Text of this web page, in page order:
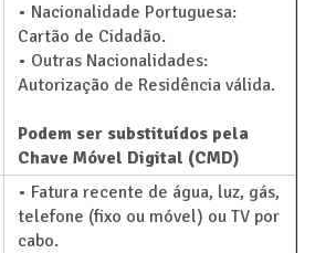
• Nacionalidade Portuguesa:
Cartão de Cidadão.
• Outras Nacionalidades:
Autorização de Residência válida.
Podem ser substituídos pela
Chave Móvel Digital (CMD)
• Fatura recente de água, luz, gás,
telefone (fixo ou móvel) ou TV por
cabo.